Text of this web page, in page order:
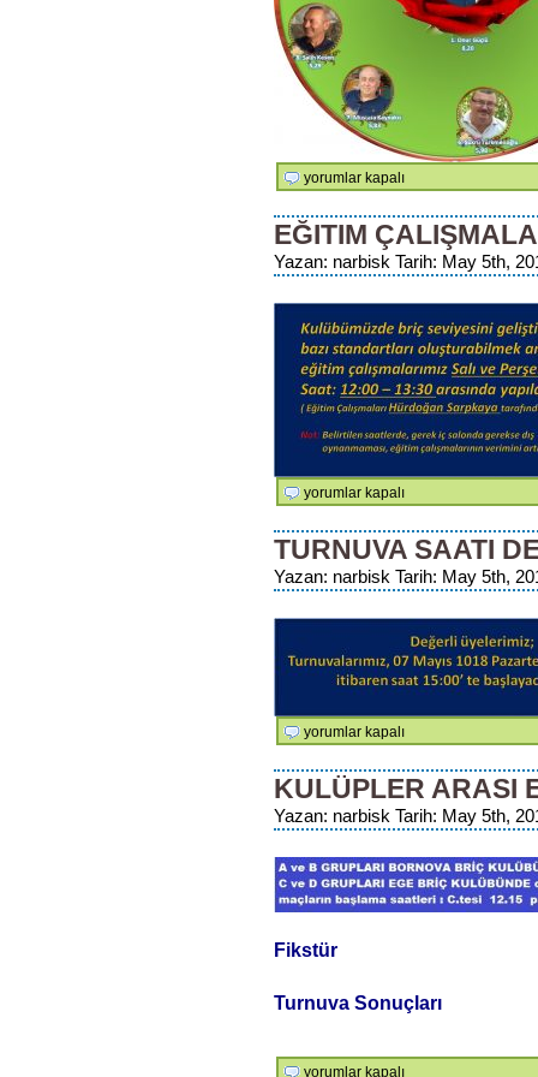
Nisan
Şampiyonları
için
yorumlar kapalı
EĞITIM
Yazan: narbisk Tarih: May 5th,
Eğitim
için
yorumlar kapalı
TURNUVA SAATI
Yazan: narbisk Tarih: May 5th,
Turnuva
Değişikliği
için
yorumlar kapalı
KULÜPLER ARASI
Yazan: narbisk Tarih: May 5th,
Fikstür
Turnuva Sonuçları
Kulüpler
yorumlar kapalı